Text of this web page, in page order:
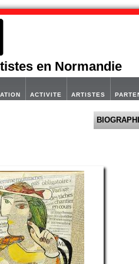
en Normandie
ACTIVITE ARTISTES